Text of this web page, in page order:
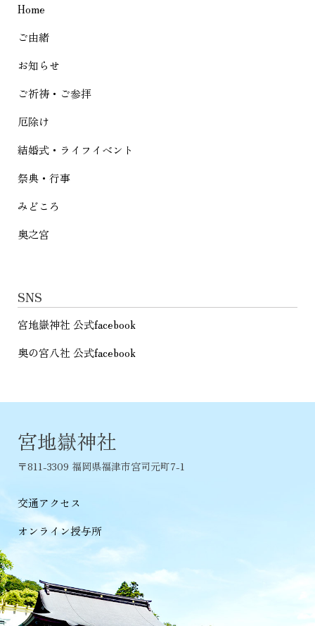
ー
シ
ョ
ン
Home
ご由緒
お知らせ
ご祈祷・ご参拝
厄除け
結婚式・ライフイベント
祭典・行事
みどころ
奥之宮
SNS
宮地嶽神社 公式facebook
奥の宮八社 公式facebook
宮地嶽神社
〒811-3309 福岡県福津市宮司元町7-1
交通アクセス
オンライン授与所